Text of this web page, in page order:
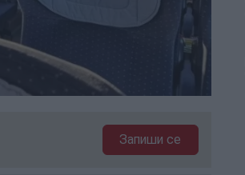
Запиши се